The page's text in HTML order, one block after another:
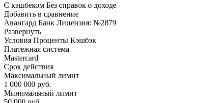
С кэшбеком Без справок о доходе
Добавить в сравнение
Авангард Банк Лицензия: №2879
Развернуть
Условия Проценты Кэшбэк
Платежная система
Mastercard
Срок действия
Максимальный лимит
1 000 000 руб.
Минимальный лимит